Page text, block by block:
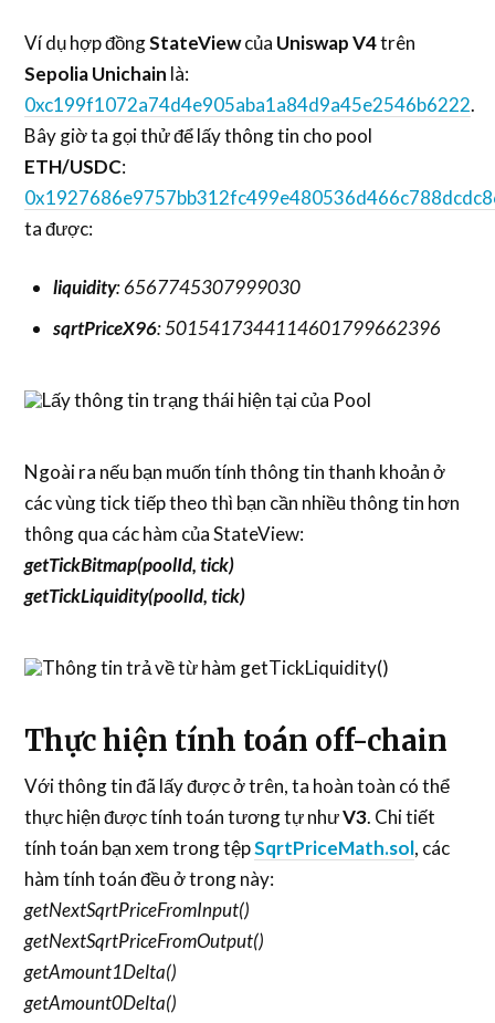
Ví dụ hợp đồngStateViewcủa Uniswap V4trên
Sepolia Unichain là:
0xc199f1072a74d4e905aba1a84d9a45e2546b6222.
Bây giờ ta gọi thử để lấy thông tin cho pool
ETH/USDC:
ta được:
liquidity: 6567745307999030
sqrtPriceX96: 5015417344114601799662396
Ngoài ra nếu bạn muốn tính thông tin thanh khoản ở
các vùng tick tiếp theo thì bạn cần nhiều thông tin hơn
thông qua các hàm của StateView:
getTickBitmap(poolId, tick)
getTickLiquidity(poolId, tick)
Thực hiện tính toán off-chain
Với thông tin đã lấy được ở trên, ta hoàn toàn có thể
thực hiện được tính toán tương tự nhưV3. Chi tiết
tính toán bạn xem trong tệpSqrtPriceMath.sol, các
hàm tính toán đều ở trong này:
getNextSqrtPriceFromInput()
getNextSqrtPriceFromOutput()
getAmount1Delta()
getAmount0Delta()